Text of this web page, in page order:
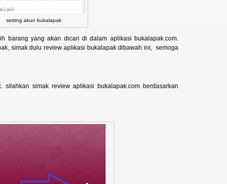
setting akun bukalapak
barang yang akan dicari di dalam aplikasi bukalapak.com.
simak dulu review aplikasi bukalapak dibawah ini, semoga
simak review aplikasi bukalapak.com berdasarkan